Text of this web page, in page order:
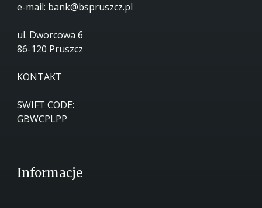
e-mail: bank@bspruszcz.pl
ul. Dworcowa 6
86-120 Pruszcz
KONTAKT
SWIFT CODE:
GBWCPLPP
Informacje